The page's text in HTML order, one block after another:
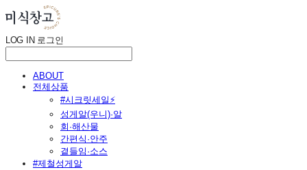
LOG IN 로그인
ABOUT
전체상품
#시크릿세일⚡
성게알(우니)·알
회·해산물
간편식·안주
곁들임·소스
#제철성게알